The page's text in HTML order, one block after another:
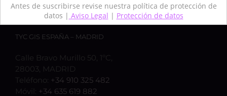
TYC GIS ESPAÑA – MADRID
Calle Bravo Murillo 50, 1ºC,
28003, MADRID
Teléfono: +34 910 325 482
Móvil: +34 635 619 882
Antes de suscribirse revise nuestra política de protección de
datos | Aviso Legal | Protección de datos